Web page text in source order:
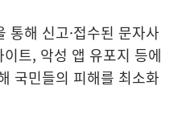
통해 신고·접수된 문자사
트, 악성 앱 유포지 등에
국민들의 피해를 최소화